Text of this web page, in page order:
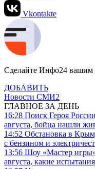
Vkontakte
Сделайте Инфо24 вашим
ДОБАВИТЬ
Новости СМИ2
ГЛАВНОЕ ЗА ДЕНЬ
16:28 Поиск Героя
августа, бойца нашли
14:52 Обстановка в
с бензином и
13:56 Шоу «Мастер
августа, какие испытания